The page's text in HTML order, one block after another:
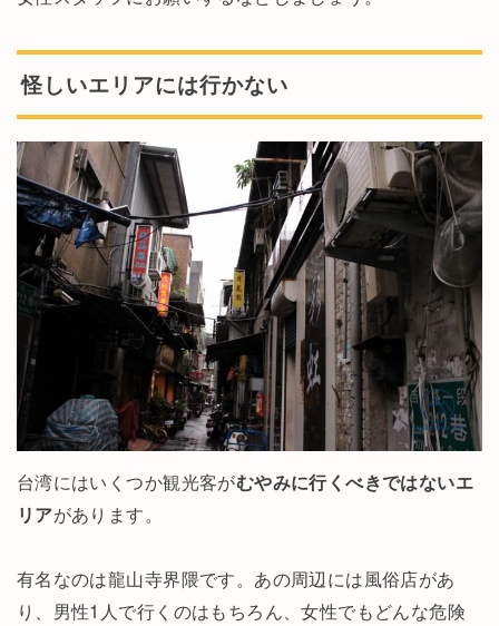
怪しいエリアには行かない
台湾にはいくつか観光客がむやみに行くべきではないエ
リアがあります。
有名なのは龍山寺界隈です。あの周辺には風俗店があ
り、男性1人で行くのはもちろん、女性でもどんな危険